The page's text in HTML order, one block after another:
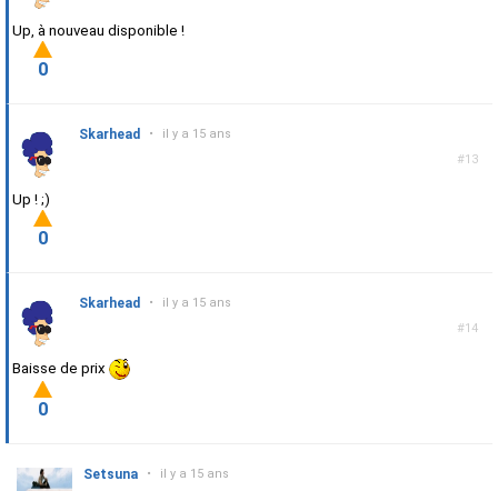
Up, à nouveau disponible !
0
#13
Skarhead • il y a 15 ans
Up ! ;)
0
#14
Skarhead • il y a 15 ans
Baisse de prix
0
Setsuna • il y a 15 ans